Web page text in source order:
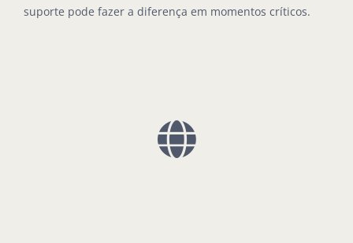
suporte pode fazer a diferença em momentos críticos.